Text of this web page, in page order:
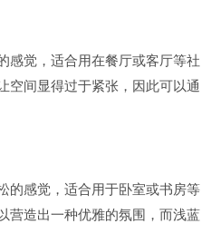
感觉，适合用在餐厅或客厅等社
空间显得过于紧张，因此可以通
的感觉，适合用于卧室或书房等
营造出一种优雅的氛围，而浅蓝